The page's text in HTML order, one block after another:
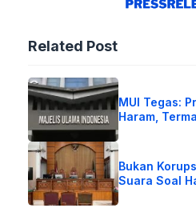
Related Post
MUI Tegas:
Haram,
Bukan
Suara Soal